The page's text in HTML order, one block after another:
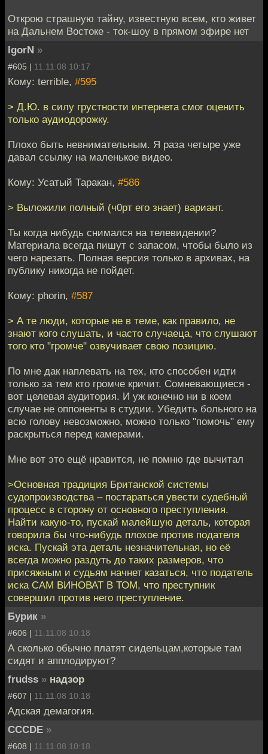
Открою страшную тайну, известную всем, кто живет
на Дальнем Востоке - ток-шоу в прямом эфире нет
IgorN »
#605 | 11.11.08 10:17
Кому: terrible, #595
> Д.Ю. в силу грустности интернета смог оценить
только аудиодорожку.
Плохо быть невнимательным. Я раза четыре уже
давал ссылку на маленькое видео.
Кому: Усатый Таракан, #586
> Выложили полный (ч0рт его знает) вариант.
Ты когда нибудь снимался на телевидении?
Материала всегда пишут с запасом, чтобы было из
чего нарезать. Полная версия только в архивах, на
публику никогда не пойдет.
Кому: phorin, #587
> А те люди, которые не в теме, как правило, не
знают кого слушать, и часто случаеца, что слушают
того кто "громче" озвучивает свою позицию.
По мне дак наплевать на тех, кто способен идти
только за тем кто громче кричит. Сомневающиеся -
вот целевая аудитория. И уж конечно ни в коем
случае не оппоненты в студии. Убедить больного на
всю голову невозможно, можно только "помочь" ему
раскрыться перед камерами.
Мне вот это ещё нравится, не помню где вычитал
>Основная традиция Британской системы
судопроизводства – постараться увести судебный
процесс в сторону от основного преступления.
Найти какую-то, пускай малейшую деталь, которая
говорила бы что-нибудь плохое против подателя
иска. Пускай эта деталь незначительная, но её
всегда можно раздуть до таких размеров, что
присяжным и судьям начнет казаться, что податель
иска САМ ВИНОВАТ В ТОМ, что преступник
совершил против него преступление.
Бурик »
#606 | 11.11.08 10:18
А сколько обычно платят сидельцам,которые там
сидят и апплодируют?
frudss » надзор
#607 | 11.11.08 10:18
Адская демагогия.
CCCDE »
#608 | 11.11.08 10:18